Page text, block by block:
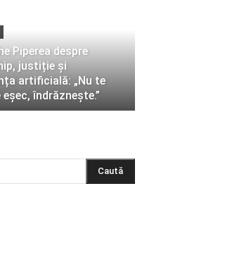
Piperea despre
justiție și
artificială: „Nu te
eșec, îndrăznește.”
Caută